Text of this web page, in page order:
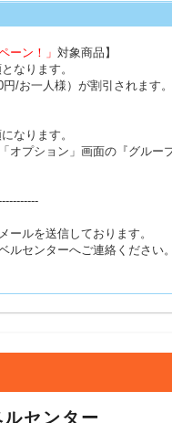
ーン！」 対象商品】
なります。
/お一人様）が割引されます。
なります。
オプション」画面の『グル
ールを送信しております。
ルセンターへご連絡ください。
ルセンター